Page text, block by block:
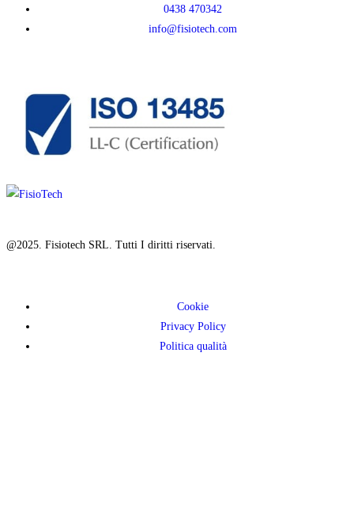
0438 470342
info@fisiotech.com
@2025. Fisiotech SRL. Tutti I diritti riservati.
Cookie
Privacy Policy
Politica qualità